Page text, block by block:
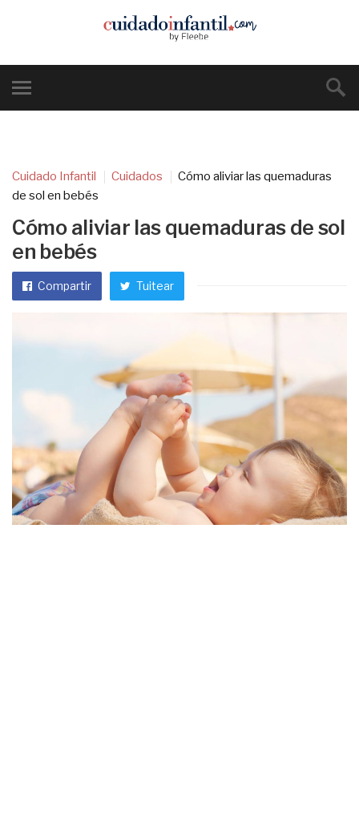
Cuidado Infantil Cuidados
Cómo aliviar las quemaduras
de sol en bebés
Cómo aliviar las quemaduras de sol
en bebés
Compartir Tuitear